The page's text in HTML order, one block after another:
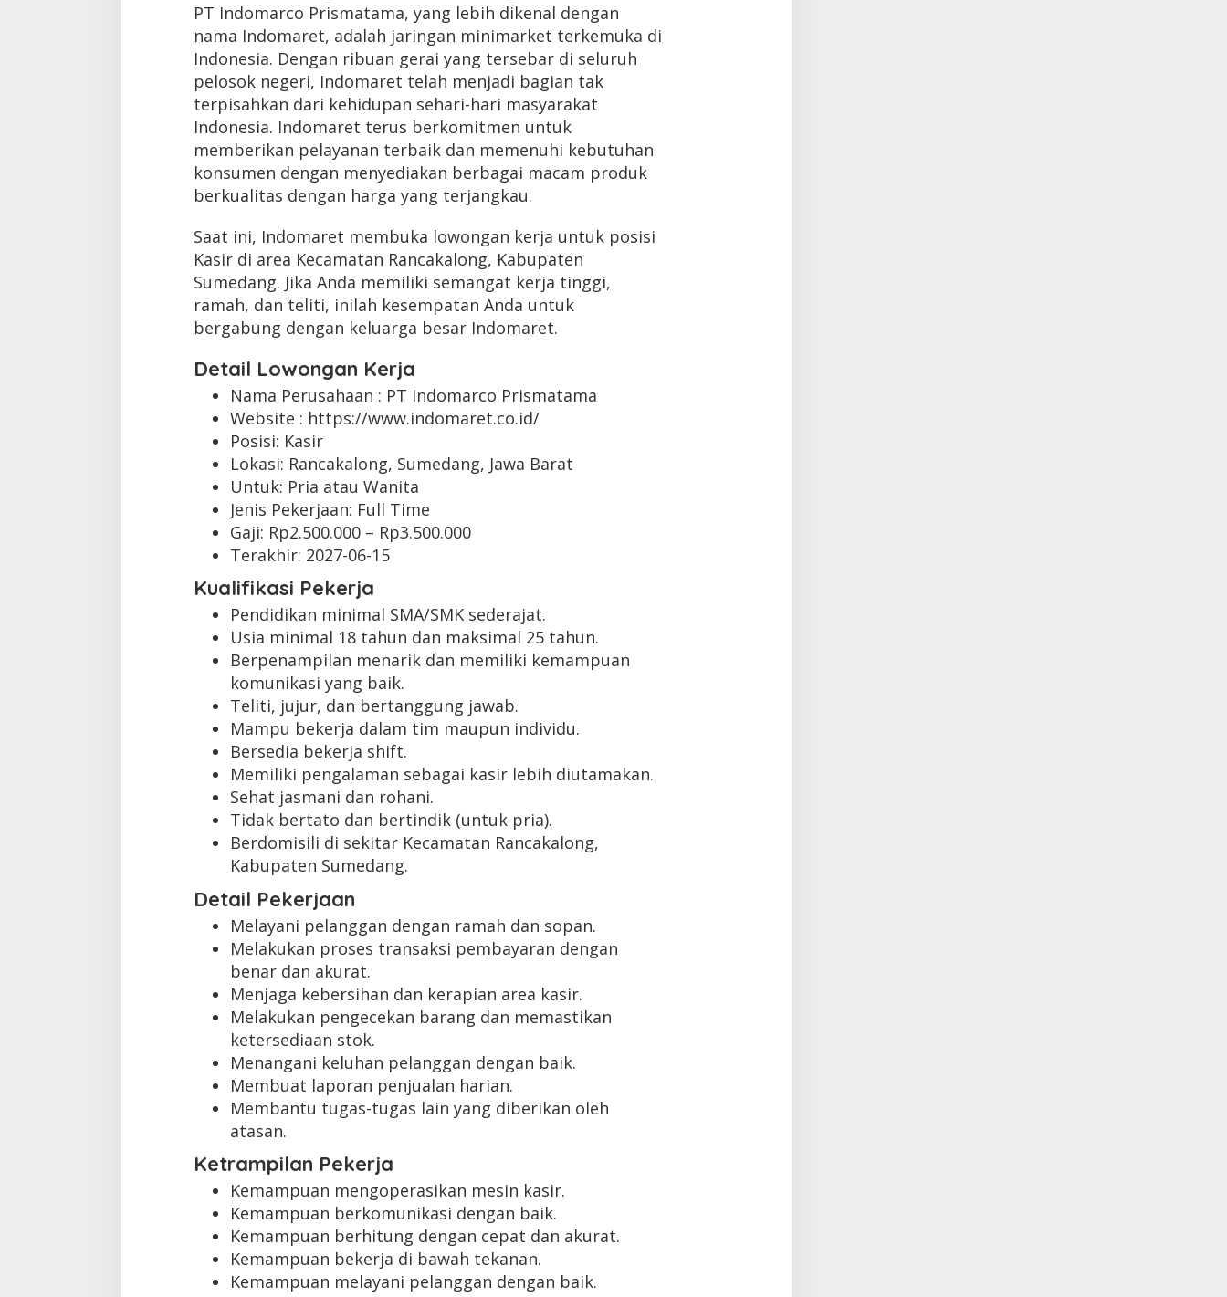
PT Indomarco Prismatama, yang lebih dikenal dengan
nama Indomaret, adalah jaringan minimarket terkemuka di
Indonesia. Dengan ribuan gerai yang tersebar di seluruh
pelosok negeri, Indomaret telah menjadi bagian tak
terpisahkan dari kehidupan sehari-hari masyarakat
Indonesia. Indomaret terus berkomitmen untuk
memberikan pelayanan terbaik dan memenuhi kebutuhan
konsumen dengan menyediakan berbagai macam produk
berkualitas dengan harga yang terjangkau.
Saat ini, Indomaret membuka lowongan kerja untuk posisi
Kasir di area Kecamatan Rancakalong, Kabupaten
Sumedang. Jika Anda memiliki semangat kerja tinggi,
ramah, dan teliti, inilah kesempatan Anda untuk
bergabung dengan keluarga besar Indomaret.
Detail Lowongan Kerja
Nama Perusahaan : PT Indomarco Prismatama
Website : https://www.indomaret.co.id/
Posisi: Kasir
Lokasi: Rancakalong, Sumedang, Jawa Barat
Untuk: Pria atau Wanita
Jenis Pekerjaan: Full Time
Gaji: Rp2.500.000– Rp3.500.000
Terakhir: 2027-06-15
Kualifikasi Pekerja
Pendidikan minimal SMA/SMK sederajat.
Usia minimal 18 tahun dan maksimal 25 tahun.
Berpenampilan menarik dan memiliki kemampuan
komunikasi yang baik.
Teliti, jujur, dan bertanggung jawab.
Mampu bekerja dalam tim maupun individu.
Bersedia bekerja shift.
Memiliki pengalaman sebagai kasir lebih diutamakan.
Sehat jasmani dan rohani.
Tidak bertato dan bertindik (untuk pria).
Berdomisili di sekitar Kecamatan Rancakalong,
Kabupaten Sumedang.
Detail Pekerjaan
Melayani pelanggan dengan ramah dan sopan.
Melakukan proses transaksi pembayaran dengan
benar dan akurat.
Menjaga kebersihan dan kerapian area kasir.
Melakukan pengecekan barang dan memastikan
ketersediaan stok.
Menangani keluhan pelanggan dengan baik.
Membuat laporan penjualan harian.
Membantu tugas-tugas lain yang diberikan oleh
atasan.
Ketrampilan Pekerja
Kemampuan mengoperasikan mesin kasir.
Kemampuan berkomunikasi dengan baik.
Kemampuan berhitung dengan cepat dan akurat.
Kemampuan bekerja di bawah tekanan.
Kemampuan melayani pelanggan dengan baik.